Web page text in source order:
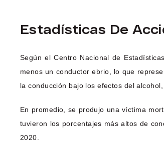
Estadísticas De
Según el Centro Nacional de
menos un conductor ebrio, lo que
la conducción bajo los efectos del
En promedio, se produjo una víctima
tuvieron los porcentajes más altos de
2020.